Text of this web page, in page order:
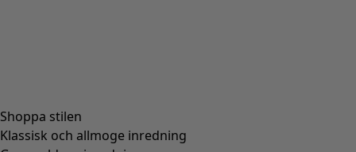
Shoppa stilen
Klassisk och allmoge inredning